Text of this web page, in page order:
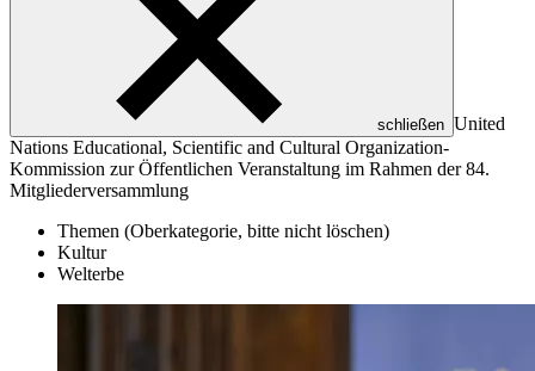
schließen United
Nations Educational, Scientific and Cultural Organization-
Kommission zur Öffentlichen Veranstaltung im Rahmen der 84.
Mitgliederversammlung
Themen (Oberkategorie, bitte nicht löschen)
Kultur
Welterbe